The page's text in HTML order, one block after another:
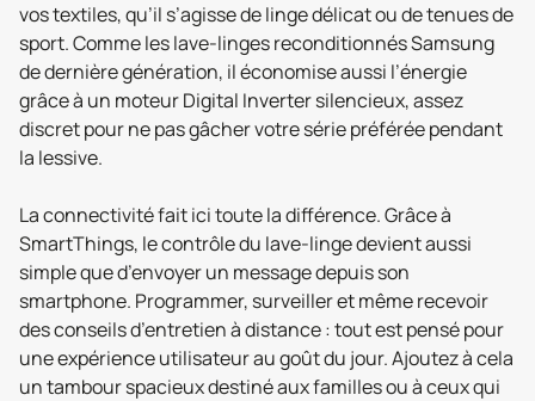
vos textiles, qu’il s’agisse de linge délicat ou de tenues de
sport. Comme les lave-linges reconditionnés Samsung
de dernière génération, il économise aussi l’énergie
grâce à un moteur Digital Inverter silencieux, assez
discret pour ne pas gâcher votre série préférée pendant
la lessive.
La connectivité fait ici toute la différence. Grâce à
SmartThings, le contrôle du lave-linge devient aussi
simple que d’envoyer un message depuis son
smartphone. Programmer, surveiller et même recevoir
des conseils d’entretien à distance : tout est pensé pour
une expérience utilisateur au goût du jour. Ajoutez à cela
un tambour spacieux destiné aux familles ou à ceux qui